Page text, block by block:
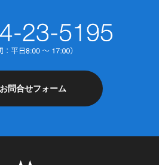
お問合せフォーム